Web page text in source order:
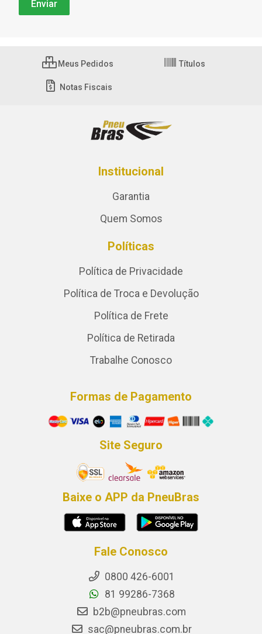
Meus Pedidos Títulos
Notas Fiscais
Institucional
Garantia
Quem Somos
Políticas
Política de Privacidade
Política de Troca e Devolução
Política de Frete
Política de Retirada
Trabalhe Conosco
Formas de Pagamento
Site Seguro
Baixe o APP da PneuBras
Fale Conosco
0800 426-6001
81 99286-7368
b2b@pneubras.com
sac@pneubras.com.br